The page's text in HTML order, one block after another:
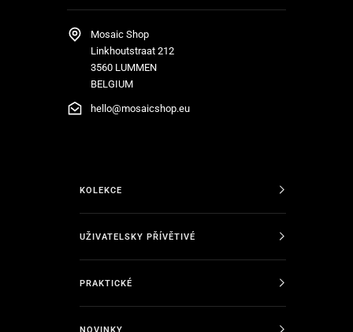
Mosaic Shop
Linkhoutstraat 212
3560 LUMMEN
BELGIUM
hello@mosaicshop.eu
KOLEKCE
UŽIVATELSKY PŘÍVĚTIVÉ
PRAKTICKÉ
NOVINKY